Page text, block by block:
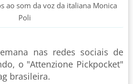
ao som da voz da italiana Monica
Poli
nas redes sociais de
o "Attenzione Pickpocket"
brasileira.